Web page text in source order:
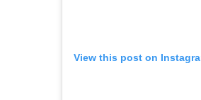
View this post on